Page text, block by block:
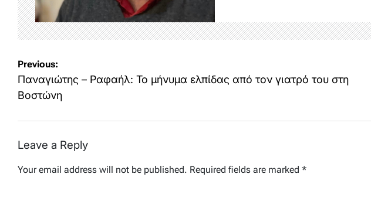
Post
navigation
Previous:
Παναγιώτης – Ραφαήλ: Το μήνυμα ελπίδας από τον γιατρό του στη
Βοστώνη
Leave a Reply
Your email address will not be published. Required fields are marked *